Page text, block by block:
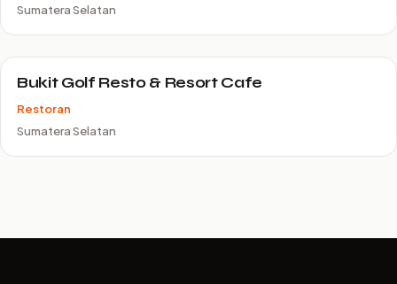
Sumatera Selatan
Bukit Golf Resto & Resort Cafe
Restoran
Sumatera Selatan